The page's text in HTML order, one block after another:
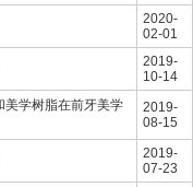
2020-
02-01
2019-
10-14
美学树脂在前牙美学
2019-
08-15
2019-
07-23